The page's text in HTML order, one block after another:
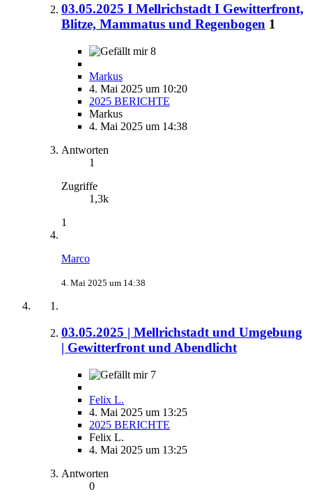
03.05.2025 I Mellrichstadt I Gewitterfront,
Blitze, Mammatus und Regenbogen 1
8
Markus
4. Mai 2025 um 10:20
2025 BERICHTE
Markus
4. Mai 2025 um 14:38
Antworten
1
Zugriffe
1,3k
1
Marco
4. Mai 2025 um 14:38
03.05.2025 | Mellrichstadt und Umgebung
| Gewitterfront und Abendlicht
7
Felix L.
4. Mai 2025 um 13:25
2025 BERICHTE
Felix L.
4. Mai 2025 um 13:25
Antworten
0